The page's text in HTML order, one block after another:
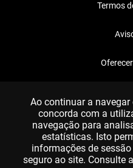
Termos
Ao continuar a
concorda com a
navegação para
estatísticas. Isto
informações de
seguro ao site. Consulte